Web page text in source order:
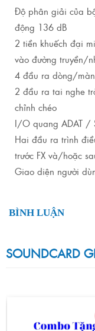
Độ phân giải của
động 136 dB
2 tiền khuếch đại
vào đường truyền/
4 đầu ra dòng/
2 đầu ra tai nghe
chỉnh chéo
I/O quang ADAT /
Hai đầu ra trình
trước FX và/hoặc
Giao diện người
BÌNH LUẬN
SOUNDCARD